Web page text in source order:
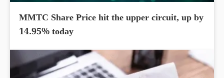
MMTC Share Price hit the upper circuit, up by
14.95% today